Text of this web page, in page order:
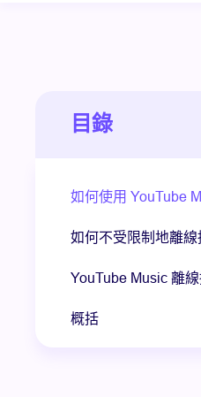
目錄
如何使用 YouTube
如何不受限制地離線
YouTube Music 離
概括